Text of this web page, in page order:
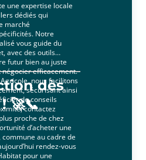
une expertise locale
dédiés qui
marché
Notre
vous guide du
avec des outils
futur bien au juste
efficacement.
nous facilitons
sécurisant ainsi
de conseils
contactez
proche de chez
dès
🚀📞
d’acheter une
au cadre de
rendez-vous
pour une